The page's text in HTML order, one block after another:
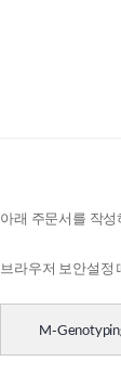
아래 주문서를 작성
브라우저 보안설정
M-